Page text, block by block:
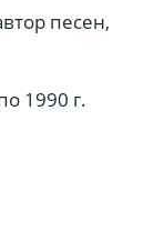
песен,
1990 г.